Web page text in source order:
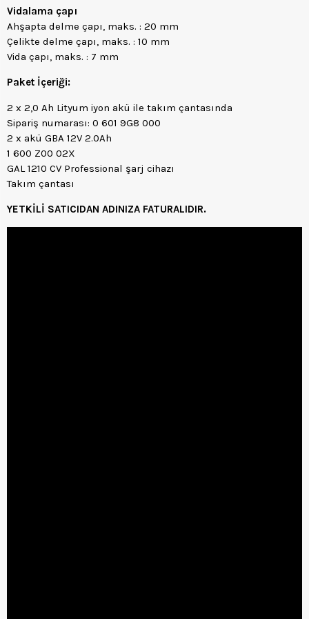
Vidalama çapı
Ahşapta delme çapı, maks. : 20 mm
Çelikte delme çapı, maks. : 10 mm
Vida çapı, maks. : 7 mm
Paket İçeriği:
2 x 2,0 Ah Lityum iyon akü ile takım çantasında
Sipariş numarası: 0 601 9G8 000
2 x akü GBA 12V 2.0Ah
1 600 Z00 02X
GAL 1210 CV Professional şarj cihazı
Takım çantası
YETKİLİ SATICIDAN ADINIZA FATURALIDIR.